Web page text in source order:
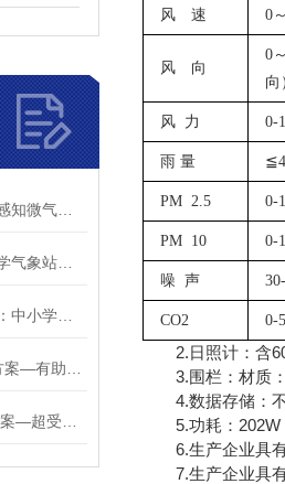
风 速 0
风 向
0
向
风 力 0-
雨 量
PM 2.5 0-
PM 10 0-
噪 声
CO2 0-
2.日照计：含
3.围栏：材质：
4.数据存储：不
5.功耗：202W
6.生产企业具有
7.生产企业具有